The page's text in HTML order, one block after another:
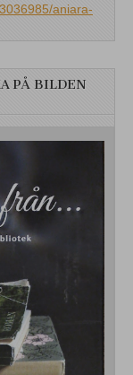
aniara-
PÅ BILDEN